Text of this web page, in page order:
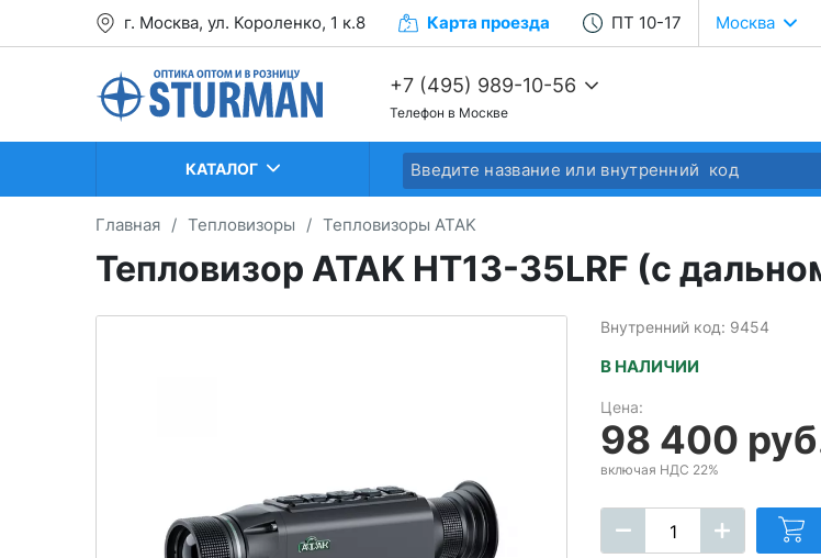
г. Москва, ул. Короленко, 1 к.8 Карта проезда ПТ 10-17 Москва
+7 (495) 989-10-56
+7 (499) 268-22-37
+7 (499) 268-04-14
Телефон в Москве
КАТАЛОГ
Главная / Тепловизоры / Тепловизоры ATAK
Тепловизор ATAK HT13-35LRF (с
Внутренний код: 9454
В НАЛИЧИИ
Цена:
98 400
включая НДС 22%